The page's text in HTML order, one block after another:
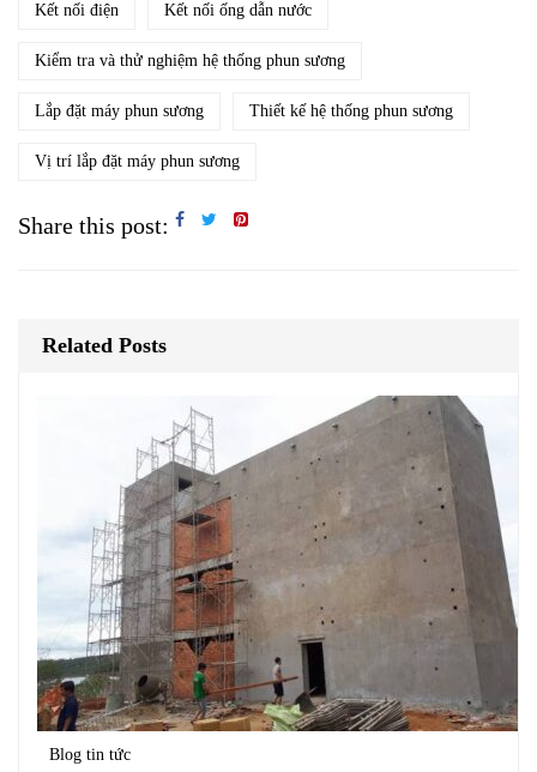
Kết nối điện Kết nối ống dẫn nước
Kiểm tra và thử nghiệm hệ thống phun sương
Lắp đặt máy phun sương Thiết kế hệ thống phun sương
Vị trí lắp đặt máy phun sương
Share this post:
Related Posts
Blog tin tức